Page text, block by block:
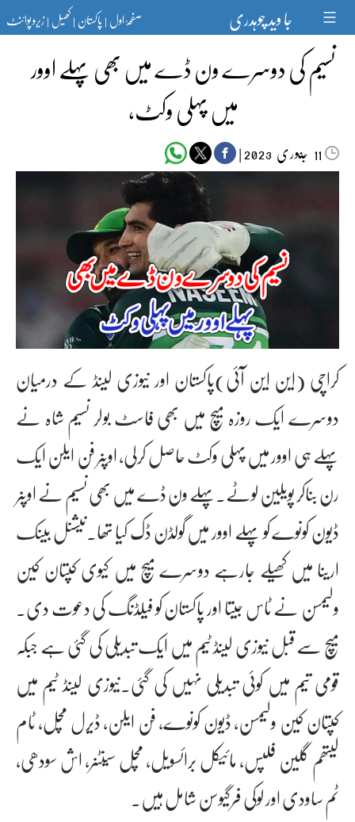
content جا وید چوہدری صفحۂ اول|پاکستان|کھیل|زیرو پوائنٹ
نسیم کی دوسرے ون ڈے میں بھی پہلے اوور
میں پہلی وکٹ،
11 جنوری‬‮ |
کراچی (این این آئی)پاکستان اور نیوزی لینڈ کے درمیان
دوسرے ایک روزہ میچ میں بھی فاسٹ بولر نسیم شاہ نے
پہلے ہی اوور میں پہلی وکٹ حاصل کرلی، اوپنر فن ایلن ایک
رن بناکر پویلین لوٹے۔پہلے ون ڈے میں بھی نسیم نے اوپنر
ڈیون کونوے کو پہلے اوور میں گولڈن ڈک کیا تھا۔نیشنل بینک
ارینا میں کھیلے جارہے دوسرے میچ میں کیوی کپتان کین
ولیمسن نے ٹاس جیتا اور پاکستان کو فیلڈنگ کی دعوت دی۔
میچ سے قبل نیوزی لینڈ ٹیم میں ایک تبدیلی کی گئی ہے جبکہ
قومی تیم میں کوئی تبدیلی نہیں کی گئی۔نیوزی لینڈ ٹیم میں
کپتان کین ولیمسن، ڈیون کونوے، فن ایلن، ڈیرل مچل، ٹام
لیتھم گلین فلپس، مائیکل برائسویل، مچل سینٹنر، اش سودھی،
ٹم ساودی اور لوکی فرگیوسن شامل ہیں۔